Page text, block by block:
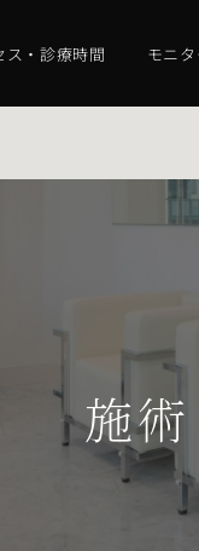
ス・診療時間 モニ
施